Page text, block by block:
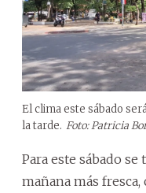
El clima este sábado
la tarde. Foto: Patricia
Para este sábado
mañana más